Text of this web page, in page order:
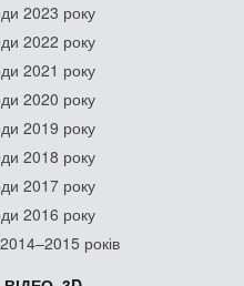
2023 року
2022 року
2021 року
2020 року
2019 року
2018 року
2017 року
2016 року
років